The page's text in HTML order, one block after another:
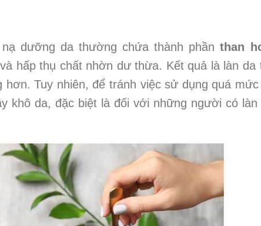
dưỡng da thường chứa thành phầnthan
hấp thụ chất nhờn dư thừa. Kết quả là làn da
hơn. Tuy nhiên, để tránh việc sử dụng quá mức
khô da, đặc biệt là đối với những người có làn